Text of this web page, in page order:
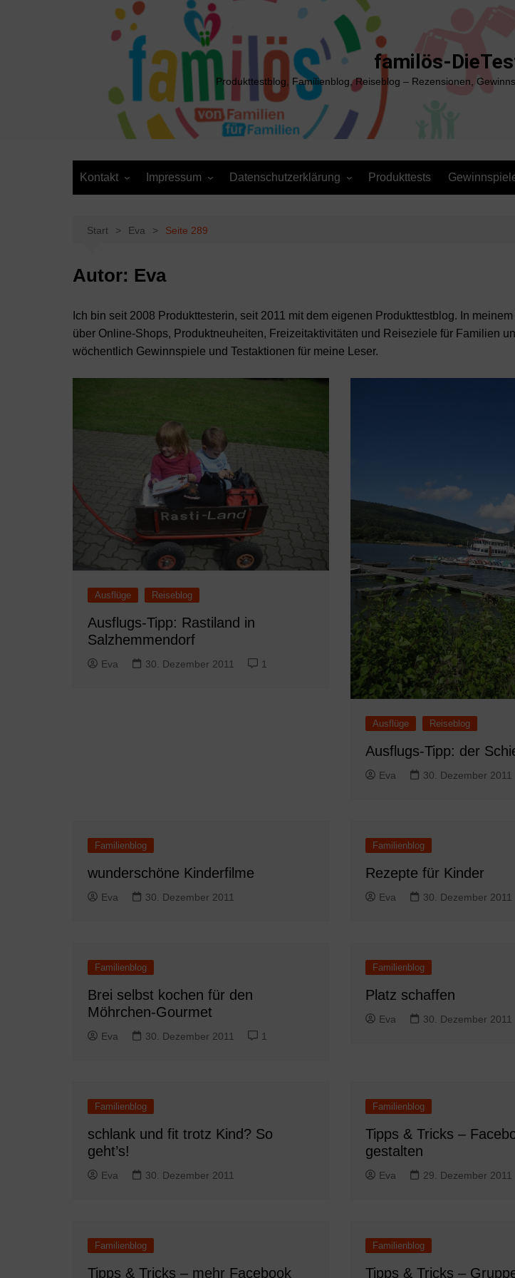
familös-
Produkttestblog, Familienblog, Reiseblog – Rezensionen,
Kontakt Impressum Datenschutzerklärung Produkttests
Start Eva Seite 289
Autor: Eva
Ich bin seit 2008 Produkttesterin, seit 2011 mit dem eigenen Produkttestblog. In
über Online-Shops, Produktneuheiten, Freizeitaktivitäten und Reiseziele für Familien
wöchentlich Gewinnspiele und Testaktionen für meine Leser.
Ausflüge Reiseblog
Ausflugs-Tipp: Rastiland in
Salzhemmendorf
Eva 30. Dezember 2011 1
Ausflüge Reiseblog
Ausflugs-Tipp: der
Eva 30. Dezember 2011
Familienblog
wunderschöne Kinderfilme
Eva 30. Dezember 2011
Familienblog
Rezepte für Kinder
Eva 30. Dezember 2011
Familienblog
Brei selbst kochen für den
Möhrchen-Gourmet
Eva 30. Dezember 2011 1
Familienblog
Platz schaffen
Eva 30. Dezember 2011
Familienblog
schlank und fit trotz Kind? So
geht’s!
Eva 30. Dezember 2011
Familienblog
Tipps & Tricks –
gestalten
Eva 29. Dezember 2011
Familienblog
Tipps & Tricks – mehr Facebook
Familienblog
Tipps & Tricks –